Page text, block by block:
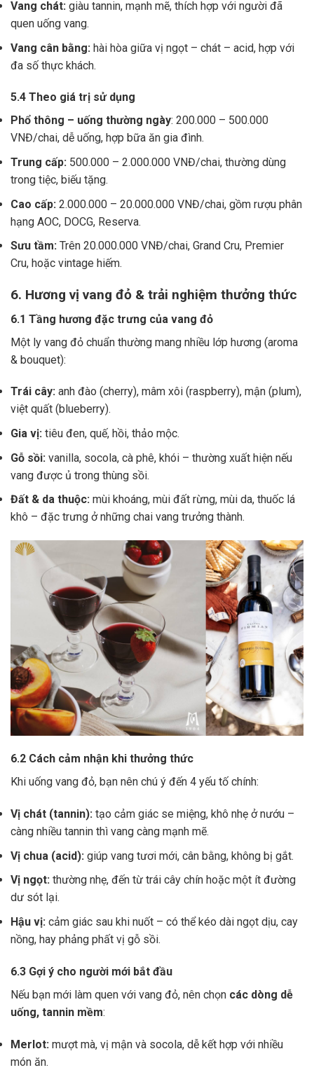
Vang chát: giàu tannin, mạnh mẽ, thích hợp với người đã
quen uống vang.
Vang cân bằng: hài hòa giữa vị ngọt – chát – acid, hợp với
đa số thực khách.
5.4 Theo giá trị sử dụng
Phổ thông – uống thường ngày: 200.000 – 500.000
VNĐ/chai, dễ uống, hợp bữa ăn gia đình.
Trung cấp: 500.000 – 2.000.000 VNĐ/chai, thường dùng
trong tiệc, biếu tặng.
Cao cấp: 2.000.000 – 20.000.000 VNĐ/chai, gồm rượu phân
hạng AOC, DOCG, Reserva.
Sưu tầm: Trên 20.000.000 VNĐ/chai, Grand Cru, Premier
Cru, hoặc vintage hiếm.
6. Hương vị vang đỏ & trải nghiệm thưởng thức
6.1 Tầng hương đặc trưng của vang đỏ
Một ly vang đỏ chuẩn thường mang nhiều lớp hương (aroma
& bouquet):
Trái cây: anh đào (cherry), mâm xôi (raspberry), mận (plum),
việt quất (blueberry).
Gia vị: tiêu đen, quế, hồi, thảo mộc.
Gỗ sồi: vanilla, socola, cà phê, khói – thường xuất hiện nếu
vang được ủ trong thùng sồi.
Đất & da thuộc: mùi khoáng, mùi đất rừng, mùi da, thuốc lá
khô – đặc trưng ở những chai vang trưởng thành.
6.2 Cách cảm nhận khi thưởng thức
Khi uống vang đỏ, bạn nên chú ý đến 4 yếu tố chính:
Vị chát (tannin): tạo cảm giác se miệng, khô nhẹ ở nướu –
càng nhiều tannin thì vang càng mạnh mẽ.
Vị chua (acid): giúp vang tươi mới, cân bằng, không bị gắt.
Vị ngọt: thường nhẹ, đến từ trái cây chín hoặc một ít đường
dư sót lại.
Hậu vị: cảm giác sau khi nuốt – có thể kéo dài ngọt dịu, cay
nồng, hay phảng phất vị gỗ sồi.
6.3 Gợi ý cho người mới bắt đầu
Nếu bạn mới làm quen với vang đỏ, nên chọn các dòng dễ
uống, tannin mềm:
Merlot: mượt mà, vị mận và socola, dễ kết hợp với nhiều
món ăn.